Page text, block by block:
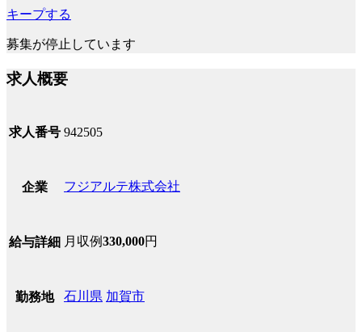
キープする
募集が停止しています
求人概要
求人番号 942505
企業 フジアルテ株式会社
給与詳細 月収例330,000円
勤務地 石川県 加賀市